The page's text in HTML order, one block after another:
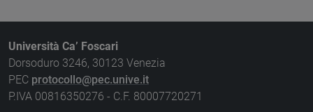
Università Ca’ Foscari
Dorsoduro 3246, 30123 Venezia
PEC protocollo@pec.unive.it
P.IVA 00816350276 - C.F. 80007720271